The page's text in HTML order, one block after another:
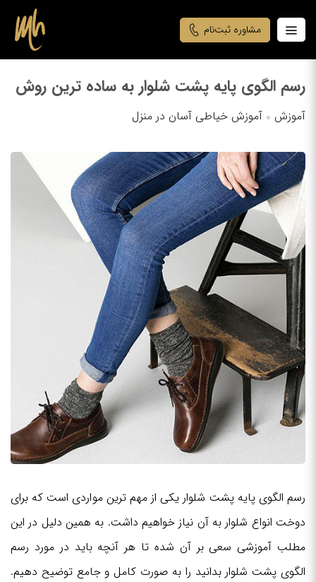
مشاوره ثبت‌نام
رسم الگوی پایه پشت شلوار به ساده ترین روش
آموزش آموزش خیاطی آسان در منزل
رسم الگوی پایه پشت شلوار یکی از مهم ترین مواردی است که برای
دوخت انواع شلوار به آن نیاز خواهیم داشت. به همین دلیل در این
مطلب آموزشی سعی بر آن شده تا هر آنچه باید در مورد رسم
الگوی پشت شلوار بدانید را به صورت کامل و جامع توضیح دهیم.